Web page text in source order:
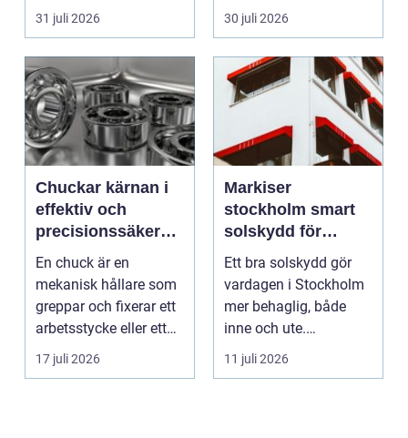
upp uttag. I
Stockholms s...
31 juli 2026
vardagen vävs ihop i
en...
30 juli 2026
Chuckar kärnan i
effektiv och
precisionssäker
uppspänning
En chuck är en
mekanisk hållare som
greppar och fixerar ett
arbetsstycke eller ett
verktyg, oftast i...
17 juli 2026
Markiser
stockholm smart
solskydd för
stadsliv och
uteplatser
Ett bra solskydd gör
vardagen i Stockholm
mer behaglig, både
inne och ute.
Somrarna kan vara
varma, ...
11 juli 2026